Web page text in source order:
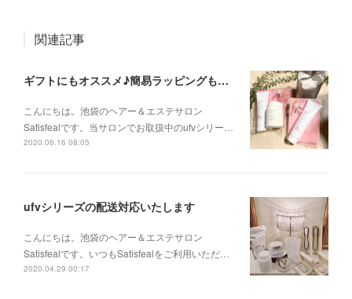
関連記事
ギフトにもオススメ♪簡易ラッピングも承っております。
こんにちは。池袋のヘアー＆エステサロン
Satisfealです。当サロンでお取扱中のufvシリー…
2020.06.16 08:05
ufvシリーズの配送対応いたします
こんにちは。池袋のヘアー＆エステサロン
Satisfealです。いつもSatisfealをご利用いただ…
2020.04.29 00:17